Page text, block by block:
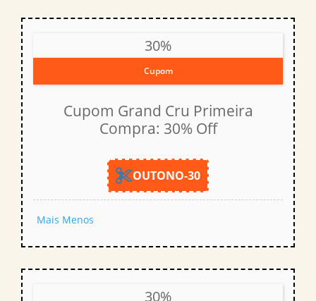
30%
Cupom
Cupom Grand Cru Primeira
Compra: 30% Off
OUTONO-30
Mais Menos
30%